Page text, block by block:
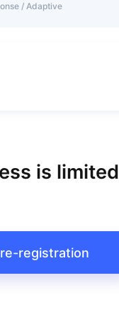
/ Adaptive
is limited
registration